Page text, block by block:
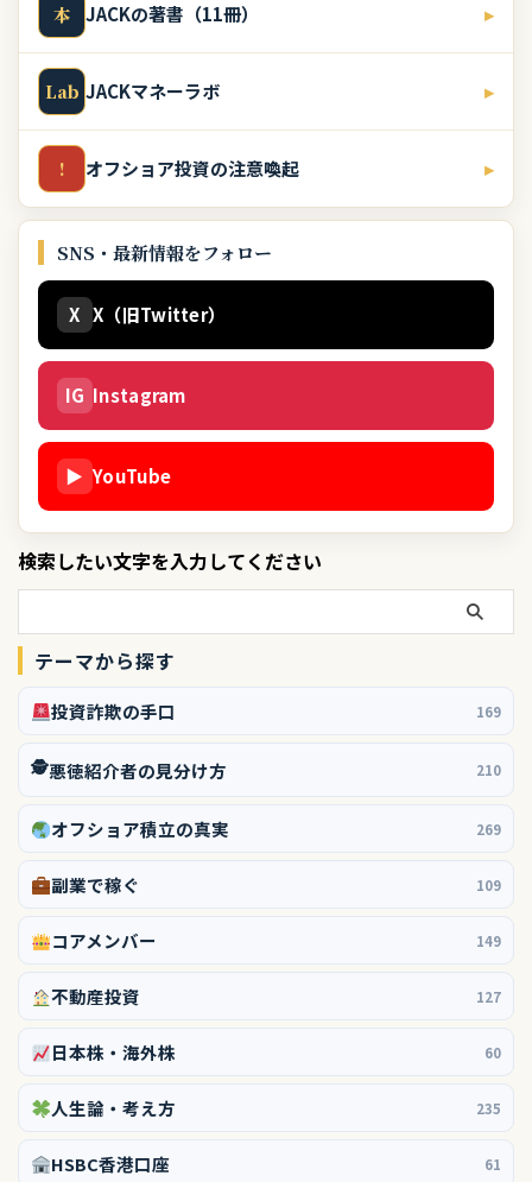
本 JACKの著書（11冊） ▸
Lab JACKマネーラボ ▸
! オフショア投資の注意喚起 ▸
SNS・最新情報をフォロー
X X（旧Twitter）
IG Instagram
▶ YouTube
検索したい文字を入力してください
テーマから探す
投資詐欺の手口 169
🕵️悪徳紹介者の見分け方 210
オフショア積立の真実 269
副業で稼ぐ 109
コアメンバー 149
不動産投資 127
日本株・海外株 60
人生論・考え方 235
HSBC香港口座 61